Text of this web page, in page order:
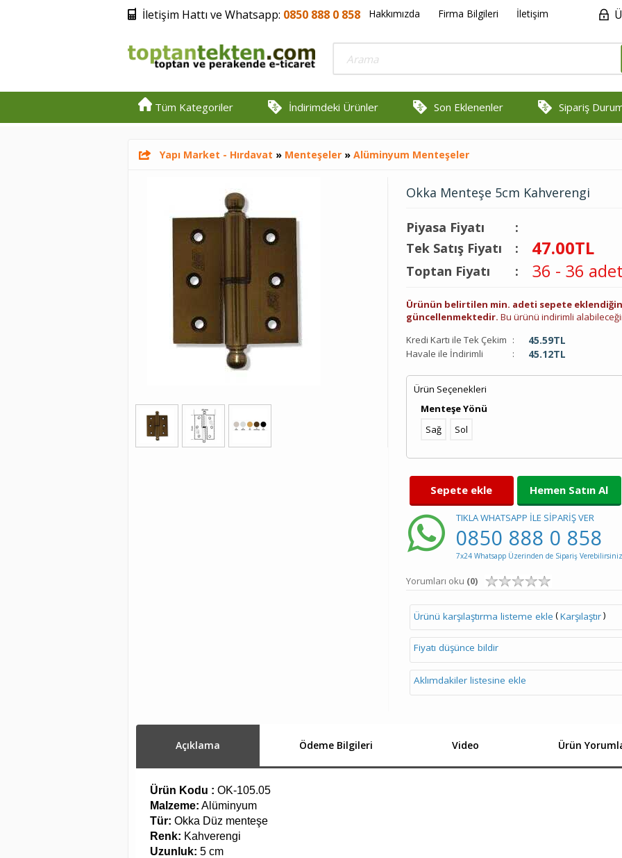
İletişim Hattı ve Whatsapp: 0850 888 0 858 Hakkımızda Firma Bilgileri İletişim
Tüm Kategoriler İndirimdeki Ürünler Son Eklenenler Sipariş
Yapı Market - Hırdavat » Menteşeler» Alüminyum Menteşeler
Okka Menteşe 5cm Kahverengi
Piyasa Fiyatı
:
Tek Satış Fiyatı
: 47.00TL
Toptan Fiyatı : 36 - 36 adet
Ürünün belirtilen min. adeti sepete
güncellenmektedir. Bu ürünü indirimli
Kredi Kartı ile Tek Çekim : 45.59TL
Havale ile İndirimli : 45.12TL
Ürün Seçenekleri
Menteşe Yönü
Sağ
Sol
Sepete ekle Hemen Satın Al
TIKLA WHATSAPP İLE SİPARİŞ VER
0850 888 0 858
7x24 Whatsapp Üzerinden de Sipariş
Yorumları oku (0)
Ürünü karşılaştırma listeme ekle (Karşılaştır)
Fiyatı düşünce bildir
Aklımdakiler listesine ekle
Açıklama Ödeme Bilgileri Video Ürün
Ürün Kodu : OK-105.05
Malzeme: Alüminyum
Tür: Okka Düz menteşe
Renk: Kahverengi
Uzunluk: 5 cm